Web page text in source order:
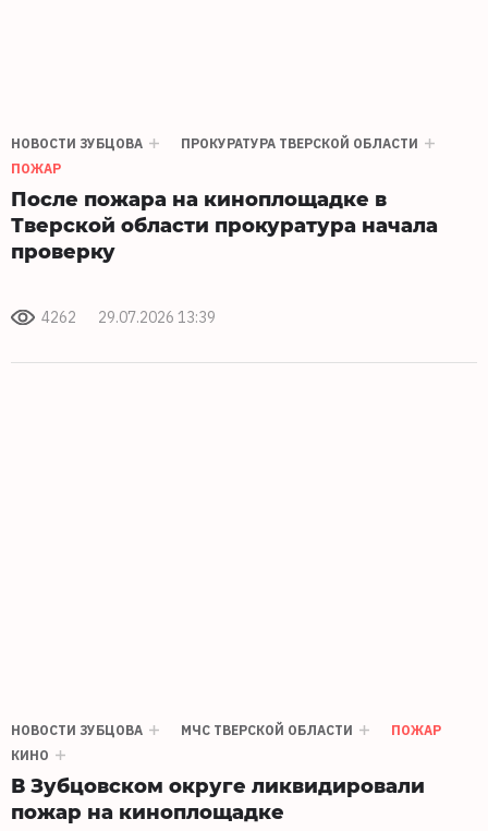
НОВОСТИ ЗУБЦОВА
ПРОКУРАТУРА ТВЕРСКОЙ ОБЛАСТИ
ПОЖАР
После пожара на киноплощадке в
Тверской области прокуратура начала
проверку
4262 29.07.2026 13:39
НОВОСТИ ЗУБЦОВА МЧС ТВЕРСКОЙ ОБЛАСТИ
ПОЖАР
КИНО
В Зубцовском округе ликвидировали
пожар на киноплощадке